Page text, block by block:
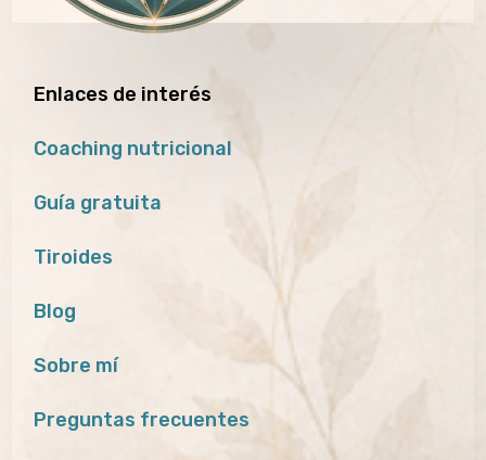
Enlaces de interés
Coaching nutricional
Guía gratuita
Tiroides
Blog
Sobre mí
Preguntas frecuentes